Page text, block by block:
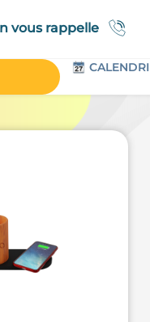
vous rappelle